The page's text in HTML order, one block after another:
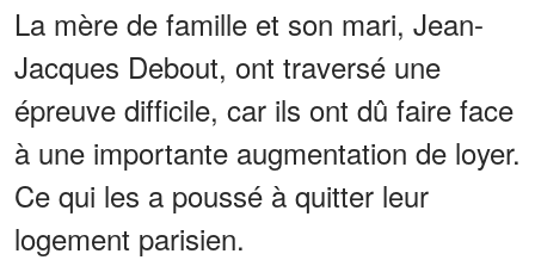
La mère de famille et son mari, Jean-
Jacques Debout, ont traversé une
épreuve difficile, car ils ont dû faire face
à une importante augmentation de loyer.
Ce qui les a poussé à quitter leur
logement parisien.